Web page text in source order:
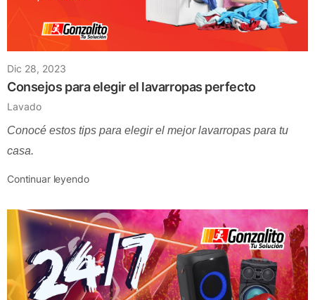
Dic 28, 2023
Consejos para elegir el lavarropas perfecto
Lavado
Conocé estos tips para elegir el mejor lavarropas para tu
casa.
Continuar leyendo